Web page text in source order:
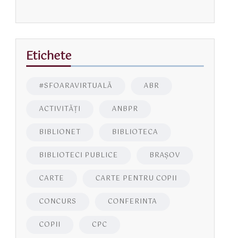
Etichete
#SFOARAVIRTUALĂ ABR
ACTIVITĂŢI ANBPR
BIBLIONET BIBLIOTECA
BIBLIOTECI PUBLICE BRAŞOV
CARTE CARTE PENTRU COPII
CONCURS CONFERINTA
COPII CPC